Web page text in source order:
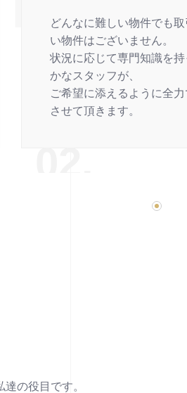
どんなに難しい物件でも
い物件はございません。
状況に応じて専門知識を
かなスタッフが、
ご希望に添えるように全力
させて頂きます。
の役目です。